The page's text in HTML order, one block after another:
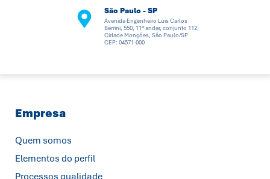
São Paulo - SP
Avenida Engenheiro Luis Carlos
Berrini, 550, 11º andar, conjunto 112,
Cidade Monções, São Paulo/SP
CEP: 04571-000
Empresa
Quem somos
Elementos do perfil